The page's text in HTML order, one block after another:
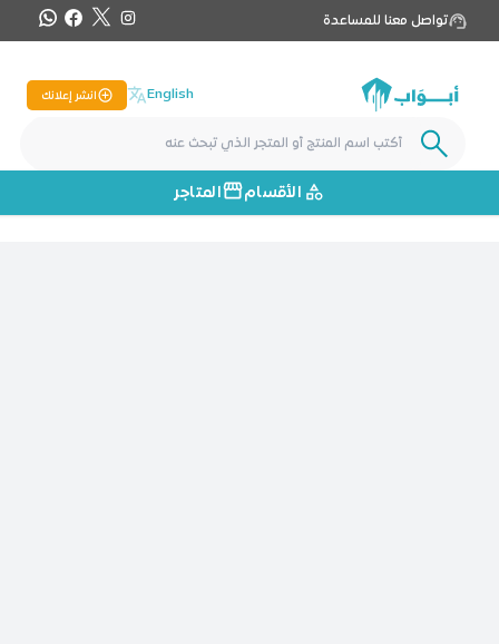
تواصل معنا للمساعدة
English انشر إعلانك
الأقسام المتاجر